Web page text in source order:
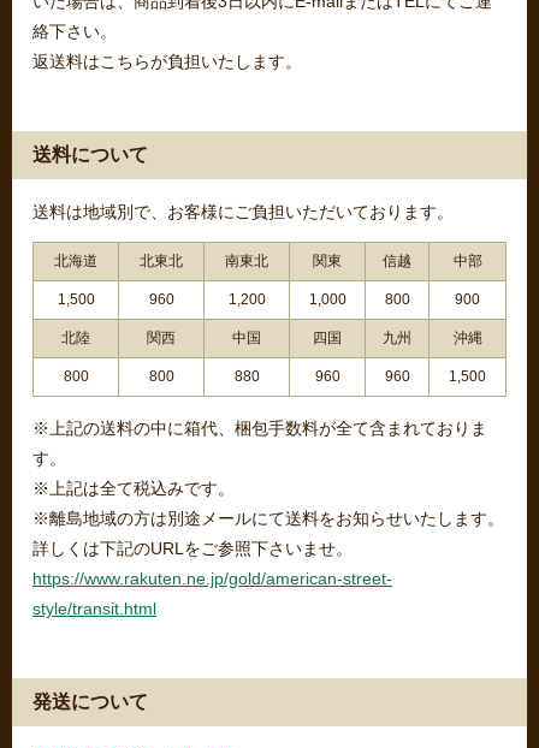
絡下さい。
返送料はこちらが負担いたします。
送料について
送料は地域別で、お客様にご負担いただいております。
北海道 北東北 南東北 関東 信越 中部
1,500 960 1,200 1,000 800 900
北陸 関西 中国 四国 九州 沖縄
800 800 880 960 960 1,500
※上記の送料の中に箱代、梱包手数料が全て含まれておりま
す。
※上記は全て税込みです。
※離島地域の方は別途メールにて送料をお知らせいたします。
詳しくは下記のURLをご参照下さいませ。
https://www.rakuten.ne.jp/gold/american-street-
style/transit.html
発送について